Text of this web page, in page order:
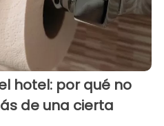
hotel: por qué no
de una cierta